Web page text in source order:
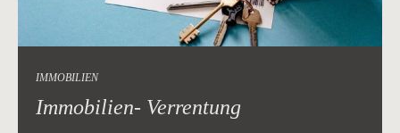
IMMOBILIEN
Immobilien- Verrentung